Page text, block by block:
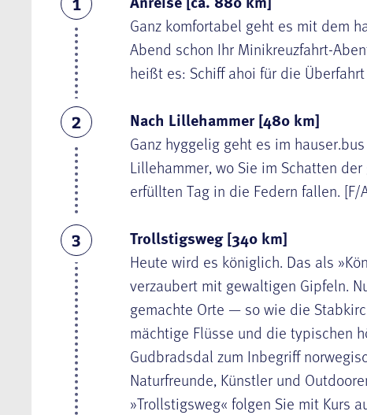
Ganz komfortabel geht es mit dem
Abend schon Ihr Minikreuzfahrt-
heißt es: Schiff ahoi für die
2
Nach Lillehammer [480 km]
Ganz hyggelig geht es im
Lillehammer, wo Sie im Schatten
erfüllten Tag in die Federn fallen. [F/
3
Trollstigsweg [340 km]
Heute wird es königlich. Das als
verzaubert mit gewaltigen Gipfeln.
gemachte Orte — so wie die
mächtige Flüsse und die typischen
Gudbradsdal zum Inbegriff
Naturfreunde, Künstler und
»Trollstigsweg« folgen Sie mit Kurs